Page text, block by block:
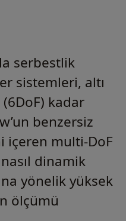
serbestlik
sistemleri, altı
kadar
benzersiz
içeren multi-DoF
dinamik
yönelik yüksek
ölçümü